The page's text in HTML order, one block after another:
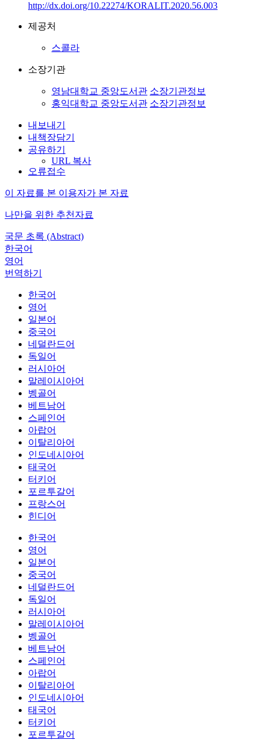
http://dx.doi.org/10.22274/KORALIT.2020.56.003
제공처
스콜라
소장기관
영남대학교 중앙도서관 소장기관정보
홍익대학교 중앙도서관 소장기관정보
내보내기
내책장담기
공유하기
URL 복사
오류접수
이 자료를 본 이용자가 본 자료
나만을 위한 추천자료
국문 초록 (Abstract)
한국어
영어
번역하기
한국어
영어
일본어
중국어
네덜란드어
독일어
러시아어
말레이시아어
벵골어
베트남어
스페인어
아랍어
이탈리아어
인도네시아어
태국어
터키어
포르투갈어
프랑스어
힌디어
한국어
영어
일본어
중국어
네덜란드어
독일어
러시아어
말레이시아어
벵골어
베트남어
스페인어
아랍어
이탈리아어
인도네시아어
태국어
터키어
포르투갈어